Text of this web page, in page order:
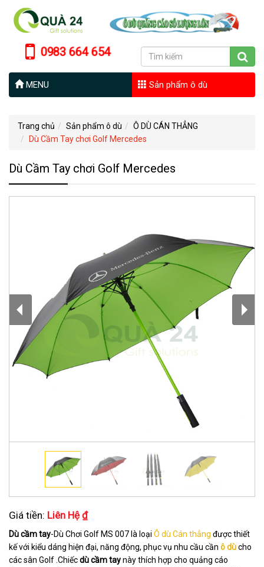
0983 664 654
MENU Sản phẩm ô dù
Trang chủ Sản phẩm ô dù
Ô DÙ CÁN THẲNG
Dù Cầm Tay chơi Golf Mercedes
Dù Cầm Tay chơi Golf Mercedes
Giá tiền: Liên Hệ ₫
Dù cầm tay-Dù Chơi Golf MS 007 là loại Ô dù Cán thẳng được thiết
kế với kiểu dáng hiện đại, năng động, phục vụ nhu cầu cần ô dùcho
các sân Golf .Chiếcdù cầm taynày thích hợp cho quảng cáo